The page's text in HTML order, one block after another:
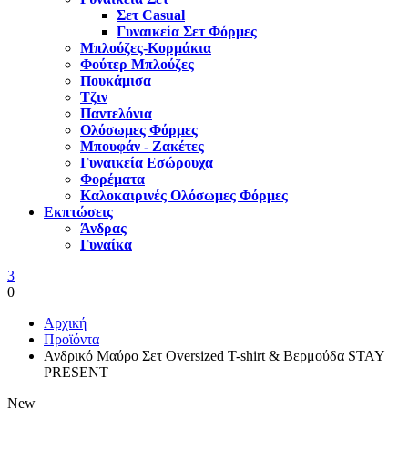
Σετ Casual
Γυναικεία Σετ Φόρμες
Μπλούζες-Κορμάκια
Φούτερ Μπλούζες
Πουκάμισα
Τζιν
Παντελόνια
Ολόσωμες Φόρμες
Μπουφάν - Ζακέτες
Γυναικεία Εσώρουχα
Φορέματα
Καλοκαιρινές Ολόσωμες Φόρμες
Εκπτώσεις
Άνδρας
Γυναίκα
3
0
Αρχική
Προϊόντα
Ανδρικό Μαύρο Σετ Oversized T-shirt & Βερμούδα STAY
PRESENT
New